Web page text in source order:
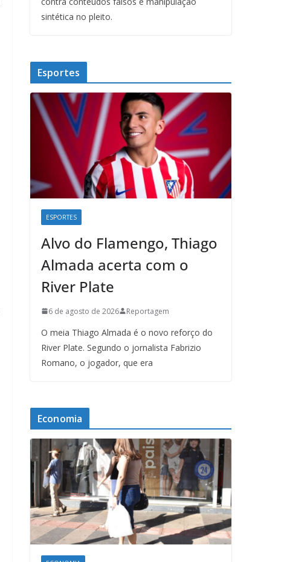
sintética no pleito.
Esportes
ESPORTES
Alvo do Flamengo, Thiago
Almada acerta com o
River Plate
6 de agosto de 2026 Reportagem
O meia Thiago Almada é o novo reforço do
River Plate. Segundo o jornalista Fabrizio
Romano, o jogador, que era
Economia